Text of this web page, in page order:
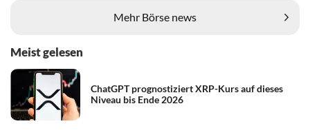
Mehr Börse news
Meist gelesen
ChatGPT prognostiziert XRP-Kurs auf dieses
Niveau bis Ende 2026